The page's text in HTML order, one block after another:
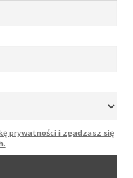
prywatności i zgadzasz się